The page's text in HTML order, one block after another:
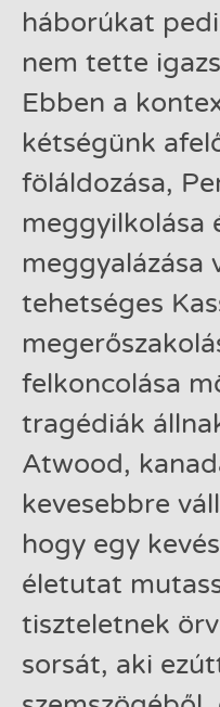
háborúkat
nem tette
Ebben a
kétségünk
föláldozása,
meggyilkolása
meggyalázása
tehetséges
felkoncolása
tragédiák
Atwood,
kevesebbre
hogy egy
életutat
tiszteletnek
sorsát, aki